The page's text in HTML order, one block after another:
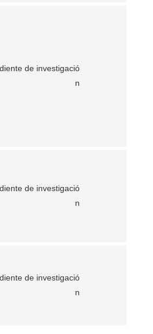
de investigació
n
de investigació
n
de investigació
n